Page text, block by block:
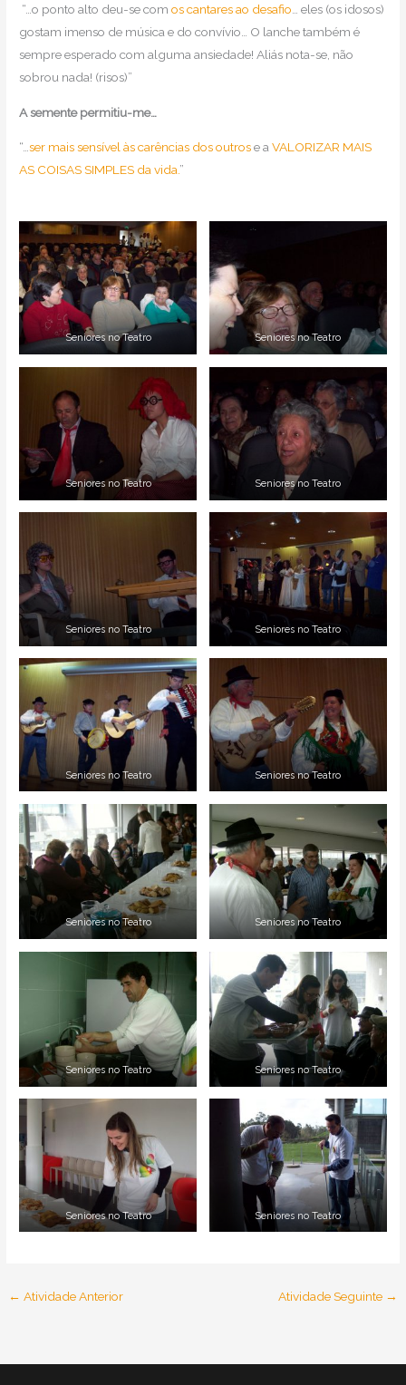
“…o ponto alto deu-se comos cantares ao desafio … eles (os idosos)
gostam imenso de música e do convívio… O lanche também é
sempre esperado com alguma ansiedade! Aliás nota-se, não
sobrou nada! (risos)”
A semente permitiu-me…
“…ser mais sensível às carências dos outrose aVALORIZAR MAIS
AS COISAS SIMPLES da vida.”
Seniores no Teatro Seniores no Teatro
Seniores no Teatro Seniores no Teatro
Seniores no Teatro Seniores no Teatro
Seniores no Teatro Seniores no Teatro
Seniores no Teatro Seniores no Teatro
Seniores no Teatro Seniores no Teatro
Seniores no Teatro Seniores no Teatro
← Atividade Anterior Atividade Seguinte →